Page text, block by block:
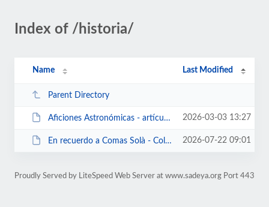
Index of /historia/
Name Last Modified
Parent Directory
Aficiones Astronómicas - artículo de Federico Armenter de Monasterio - La V... 2026-03-03 13:27
En recuerdo a Comas Solà - Colocación de una placa - def...pdf 2026-07-22 09:01
Proudly Served by LiteSpeed Web Server at www.sadeya.org Port 443